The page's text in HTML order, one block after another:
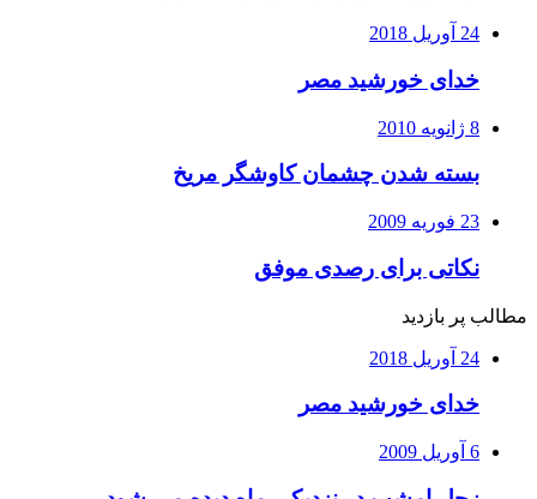
24 آوریل 2018
خدای خورشید مصر
8 ژانویه 2010
بسته شدن چشمان کاوشگر مريخ
23 فوریه 2009
نکاتی برای رصدی موفق
مطالب پر بازدید
24 آوریل 2018
خدای خورشید مصر
6 آوریل 2009